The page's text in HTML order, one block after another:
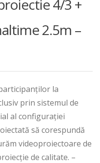
4/3 +
2.5m –
la
prin sistemul de
al configurației
să corespundă
videoproiectoare de
de calitate. –